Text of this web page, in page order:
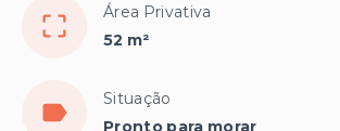
Área Privativa
52 m²
Situação
Pronto para morar